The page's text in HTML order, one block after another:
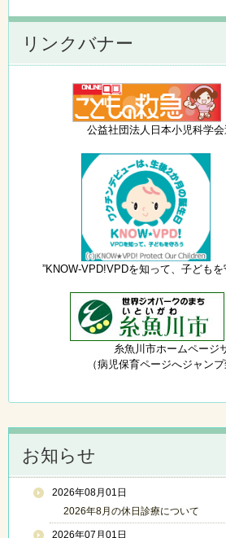
リンクバナー
公益社団法人日本小児科学会
”KNOW-VPD!VPDを知って、子どもを
糸魚川市ホームページ
（病児保育ページへジャンプ
お知らせ
2026年08月01日
2026年8月の休日診療について
2026年07月01日